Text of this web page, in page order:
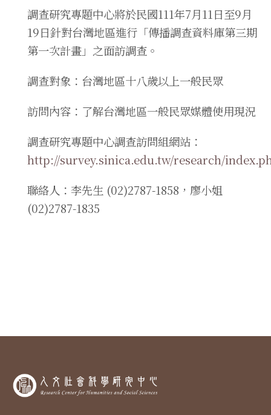
調查研究專題中心將於民國111年7月11日至9月
19日針對台灣地區進行「傳播調查資料庫第三期
第一次計畫」之面訪調查。
調查對象：台灣地區十八歲以上一般民眾
訪問內容：了解台灣地區一般民眾媒體使用現況
調查研究專題中心調查訪問組網站：
http://survey.sinica.edu.tw/research/
聯絡人：李先生 (02)2787-1858，廖小姐
(02)2787-1835